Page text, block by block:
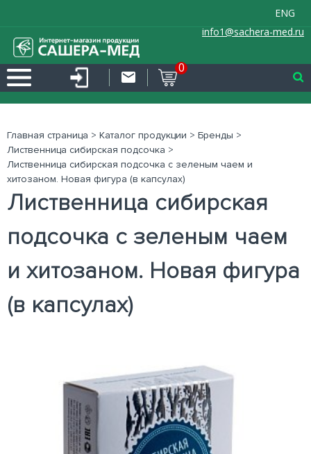
ENG
info1@sachera-med.ru
0
Главная страница > Каталог продукции > Бренды >
Лиственница сибирская подсочка >
Лиственница сибирская подсочка с зеленым чаем и
хитозаном. Новая фигура (в капсулах)
Лиственница сибирская
подсочка с зеленым чаем
и хитозаном. Новая фигура
(в капсулах)